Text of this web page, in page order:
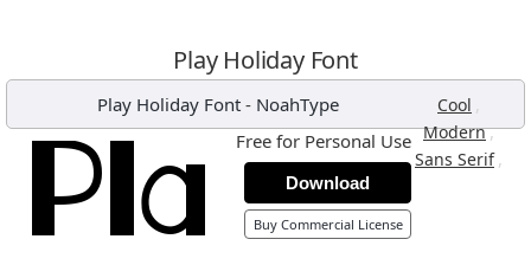
Play Holiday Font
Play Holiday Font - NoahType Cool ,
Modern,
Sans Serif ,
Free for Personal Use
Download
Buy Commercial License